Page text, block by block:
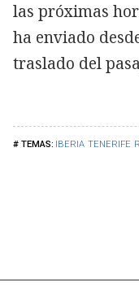
IBERIA TENERIFE
las próximas
ha enviado
traslado del